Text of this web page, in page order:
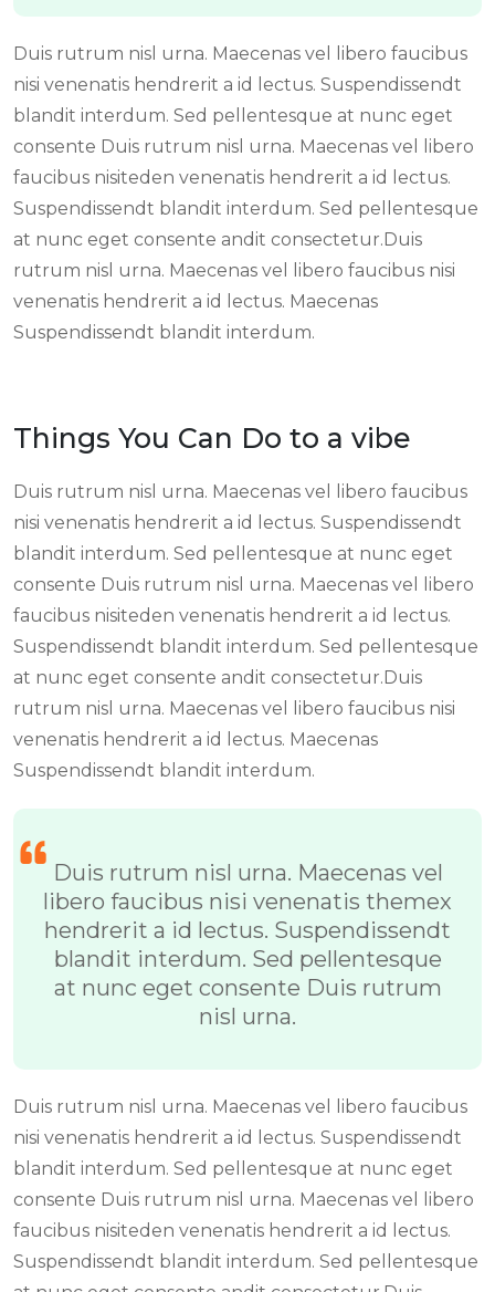
Duis rutrum nisl urna. Maecenas vel libero faucibus
nisi venenatis hendrerit a id lectus. Suspendissendt
blandit interdum. Sed pellentesque at nunc eget
consente Duis rutrum nisl urna. Maecenas vel libero
faucibus nisiteden venenatis hendrerit a id lectus.
Suspendissendt blandit interdum. Sed pellentesque
at nunc eget consente andit consectetur.Duis
rutrum nisl urna. Maecenas vel libero faucibus nisi
venenatis hendrerit a id lectus. Maecenas
Suspendissendt blandit interdum.
Things You Can Do to a vibe
Duis rutrum nisl urna. Maecenas vel libero faucibus
nisi venenatis hendrerit a id lectus. Suspendissendt
blandit interdum. Sed pellentesque at nunc eget
consente Duis rutrum nisl urna. Maecenas vel libero
faucibus nisiteden venenatis hendrerit a id lectus.
Suspendissendt blandit interdum. Sed pellentesque
at nunc eget consente andit consectetur.Duis
rutrum nisl urna. Maecenas vel libero faucibus nisi
venenatis hendrerit a id lectus. Maecenas
Suspendissendt blandit interdum.
Duis rutrum nisl urna. Maecenas vel
libero faucibus nisi venenatis themex
hendrerit a id lectus. Suspendissendt
blandit interdum. Sed pellentesque
at nunc eget consente Duis rutrum
nisl urna.
Duis rutrum nisl urna. Maecenas vel libero faucibus
nisi venenatis hendrerit a id lectus. Suspendissendt
blandit interdum. Sed pellentesque at nunc eget
consente Duis rutrum nisl urna. Maecenas vel libero
faucibus nisiteden venenatis hendrerit a id lectus.
Suspendissendt blandit interdum. Sed pellentesque